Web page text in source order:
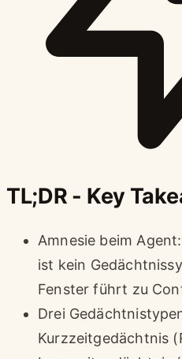
TL;DR - Key
Amnesie beim
ist kein
Fenster führt zu
Drei
Kurzzeitgedächtnis